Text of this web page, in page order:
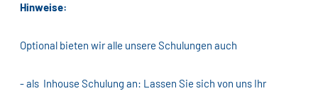
Hinweise:
Optional bieten wir alle unsere Schulungen auch
- als Inhouse Schulung an: Lassen Sie sich von uns Ihr